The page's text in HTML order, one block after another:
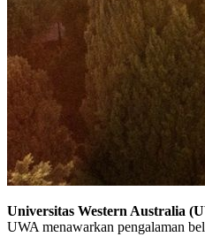
Universitas Western Australia
UWA menawarkan pengalaman